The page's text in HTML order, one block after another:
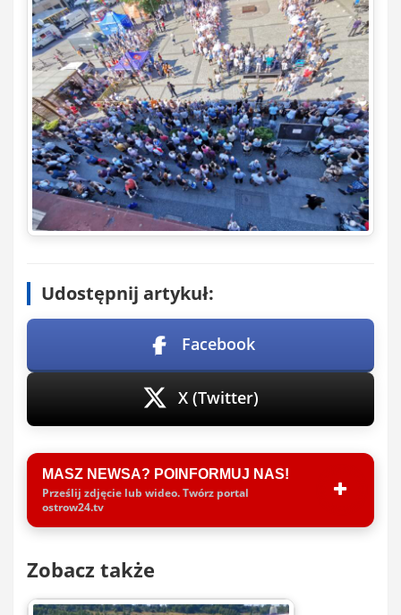
Udostępnij artykuł:
Facebook
X (Twitter)
MASZ NEWSA? POINFORMUJ NAS!
Prześlij zdjęcie lub wideo. Twórz portal
ostrow24.tv
Zobacz także